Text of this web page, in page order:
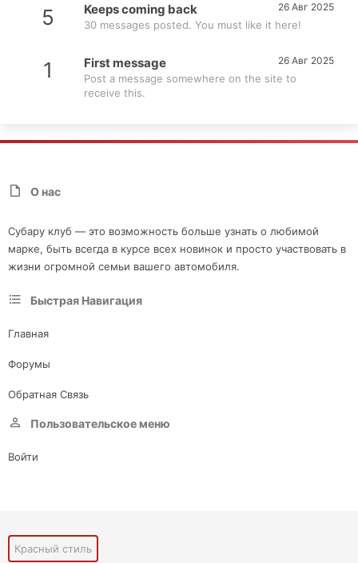
5 26 Авг 2025
Keeps coming back
30 messages posted. You must like it here!
1 26 Авг 2025
First message
Post a message somewhere on the site to
receive this.
О нас
Субару клуб — это возможность больше узнать о любимой
марке, быть всегда в курсе всех новинок и просто участвовать в
жизни огромной семьи вашего автомобиля.
Быстрая Навигация
Главная
Форумы
Обратная Связь
Пользовательское меню
Войти
Красный стиль